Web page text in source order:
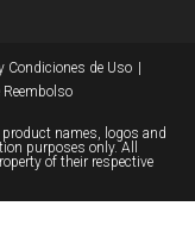
Condiciones de Uso
Reembolso
names, logos and
purposes only. All
of their respective